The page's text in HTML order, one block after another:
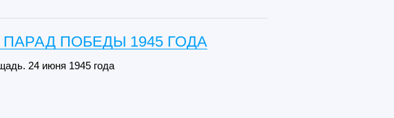
ПОБЕДЫ 1945 ГОДА
24 июня 1945 года